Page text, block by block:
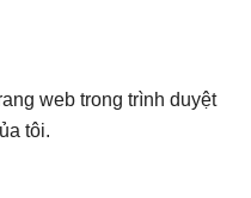
web trong trình duyệt
tôi.